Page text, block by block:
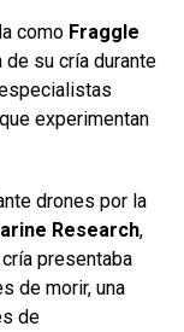
como Fraggle
su cría durante
experimentan
drones por la
Research,
presentaba
de morir, una
de